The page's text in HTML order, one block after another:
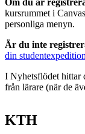
Om du är
kursrummet i
personliga menyn.
Är du inte
din
I Nyhetsflödet hittar
från lärare (när de
KTH